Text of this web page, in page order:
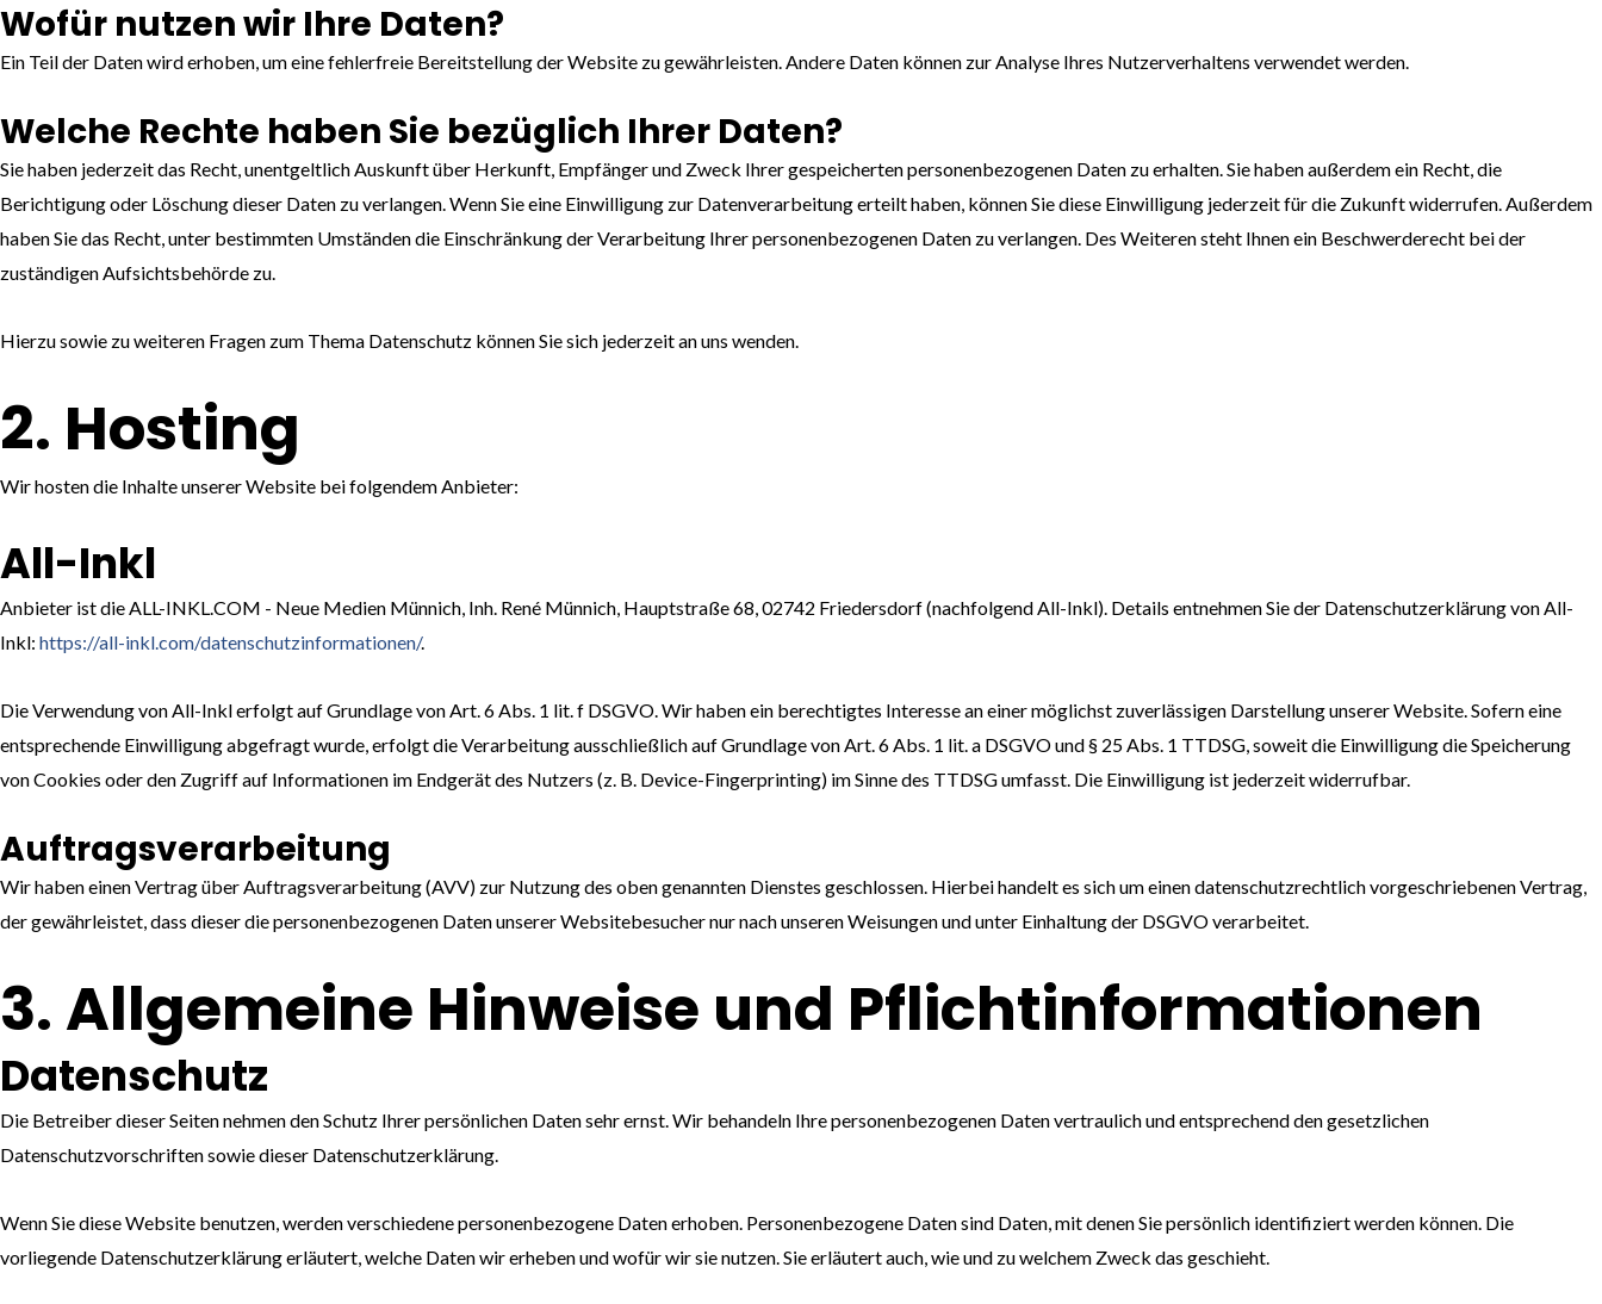
Wofür nutzen wir Ihre Daten?
Ein Teil der Daten wird erhoben, um eine fehlerfreie Bereitstellung der Website zu gewährleisten. Andere Daten können zur Analyse Ihres Nutzerverhaltens verwendet werden.
Welche Rechte haben Sie bezüglich Ihrer Daten?
Sie haben jederzeit das Recht, unentgeltlich Auskunft über Herkunft, Empfänger und Zweck Ihrer gespeicherten personenbezogenen Daten zu erhalten. Sie haben außerdem ein Recht, die
Berichtigung oder Löschung dieser Daten zu verlangen. Wenn Sie eine Einwilligung zur Datenverarbeitung erteilt haben, können Sie diese Einwilligung jederzeit für die Zukunft widerrufen. Außerdem
haben Sie das Recht, unter bestimmten Umständen die Einschränkung der Verarbeitung Ihrer personenbezogenen Daten zu verlangen. Des Weiteren steht Ihnen ein Beschwerderecht bei der
zuständigen Aufsichtsbehörde zu.
Hierzu sowie zu weiteren Fragen zum Thema Datenschutz können Sie sich jederzeit an uns wenden.
2. Hosting
Wir hosten die Inhalte unserer Website bei folgendem Anbieter:
All-Inkl
Anbieter ist die ALL-INKL.COM - Neue Medien Münnich, Inh. René Münnich, Hauptstraße 68, 02742 Friedersdorf (nachfolgend All-Inkl). Details entnehmen Sie der Datenschutzerklärung von All-
Inkl: https://all-inkl.com/datenschutzinformationen/.
Die Verwendung von All-Inkl erfolgt auf Grundlage von Art. 6 Abs. 1 lit. f DSGVO. Wir haben ein berechtigtes Interesse an einer möglichst zuverlässigen Darstellung unserer Website. Sofern eine
entsprechende Einwilligung abgefragt wurde, erfolgt die Verarbeitung ausschließlich auf Grundlage von Art. 6 Abs. 1 lit. a DSGVO und § 25 Abs. 1 TTDSG, soweit die Einwilligung die Speicherung
von Cookies oder den Zugriff auf Informationen im Endgerät des Nutzers (z. B. Device-Fingerprinting) im Sinne des TTDSG umfasst. Die Einwilligung ist jederzeit widerrufbar.
Auftragsverarbeitung
Wir haben einen Vertrag über Auftragsverarbeitung (AVV) zur Nutzung des oben genannten Dienstes geschlossen. Hierbei handelt es sich um einen datenschutzrechtlich vorgeschriebenen Vertrag,
der gewährleistet, dass dieser die personenbezogenen Daten unserer Websitebesucher nur nach unseren Weisungen und unter Einhaltung der DSGVO verarbeitet.
3. Allgemeine Hinweise und Pflicht­informationen
Datenschutz
Die Betreiber dieser Seiten nehmen den Schutz Ihrer persönlichen Daten sehr ernst. Wir behandeln Ihre personenbezogenen Daten vertraulich und entsprechend den gesetzlichen
Datenschutzvorschriften sowie dieser Datenschutzerklärung.
Wenn Sie diese Website benutzen, werden verschiedene personenbezogene Daten erhoben. Personenbezogene Daten sind Daten, mit denen Sie persönlich identifiziert werden können. Die
vorliegende Datenschutzerklärung erläutert, welche Daten wir erheben und wofür wir sie nutzen. Sie erläutert auch, wie und zu welchem Zweck das geschieht.